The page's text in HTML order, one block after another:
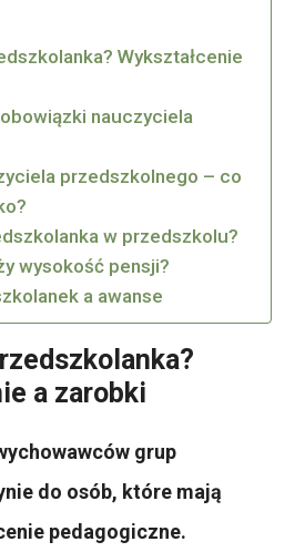
Wykształcenie
nauczyciela
przedszkolnego – co
w przedszkolu?
wysokość pensji?
a awanse
a zarobki
grup
do osób, które mają
pedagogiczne.